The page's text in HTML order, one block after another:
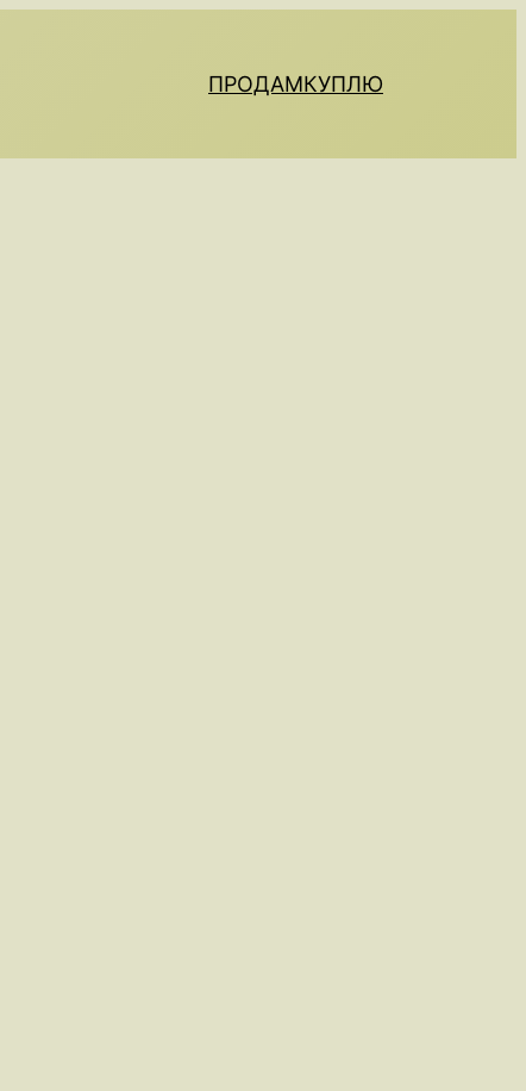
ПРОДАМКУПЛЮ